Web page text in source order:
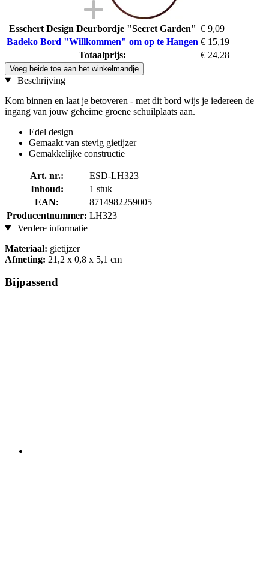
Esschert Design Deurbordje "Secret Garden" € 9,09
Badeko Bord "Willkommen" om op te Hangen € 15,19
Totaalprijs:
€ 24,28
Voeg beide toe aan het winkelmandje
Beschrijving
Kom binnen en laat je betoveren - met dit bord wijs je iedereen de
ingang van jouw geheime groene schuilplaats aan.
Edel design
Gemaakt van stevig gietijzer
Gemakkelijke constructie
Art. nr.:
ESD-LH323
Inhoud:
1 stuk
EAN:
8714982259005
Producentnummer: LH323
Verdere informatie
Materiaal: gietijzer
Afmeting: 21,2 x 0,8 x 5,1 cm
Bijpassend